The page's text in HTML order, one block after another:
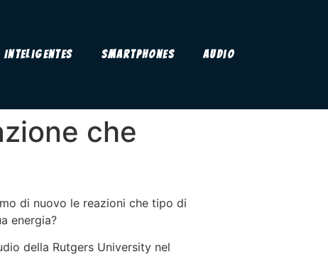
Inteligentes Smartphones Audio
che
di nuovo le reazioni che tipo di
energia?
della Rutgers University nel